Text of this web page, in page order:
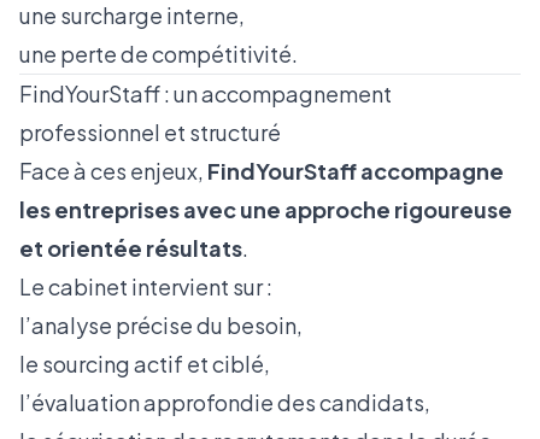
une surcharge interne,
une perte de compétitivité.
FindYourStaff : un accompagnement
professionnel et structuré
Face à ces enjeux, FindYourStaff accompagne
les entreprises avec une approche rigoureuse
et orientée résultats.
Le cabinet intervient sur :
l’analyse précise du besoin,
le sourcing actif et ciblé,
l’évaluation approfondie des candidats,